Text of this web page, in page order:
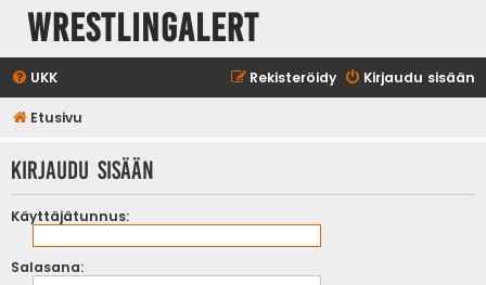
WrestlingAlert
UKK Kirjaudu sisään
Rekisteröidy
Etusivu
Kirjaudu sisään
Käyttäjätunnus:
Salasana: